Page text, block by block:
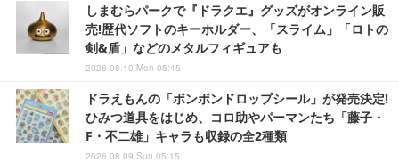
しまむらパークで『ドラクエ』グッズがオンライン販
売!歴代ソフトのキーホルダー、「スライム」「ロトの
剣&盾」などのメタルフィギュアも
2026.08.10 Mon 05:45
ドラえもんの「ボンボンドロップシール」が発売決定!
ひみつ道具をはじめ、コロ助やパーマンたち「藤子・
F・不二雄」キャラも収録の全2種類
2026.08.09 Sun 05:15